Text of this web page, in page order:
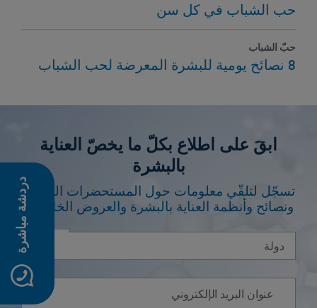
دردشة مباشرة
حب الشباب في كل سن
حبّ الشباب
8 نصائح يومية للبشرة المعرضة لحب الشباب
ابقَ على اطلاع بكلّ ما يخصّ العناية
بالبشرة
تسجّل لتلقّي معلومات حول المستحضرات الجديدة
ونصائح وأنظمة العناية بالبشرة والعروض الخاصة*.
Select country